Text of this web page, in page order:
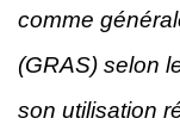
comme
(GRAS) selon
son utilisation